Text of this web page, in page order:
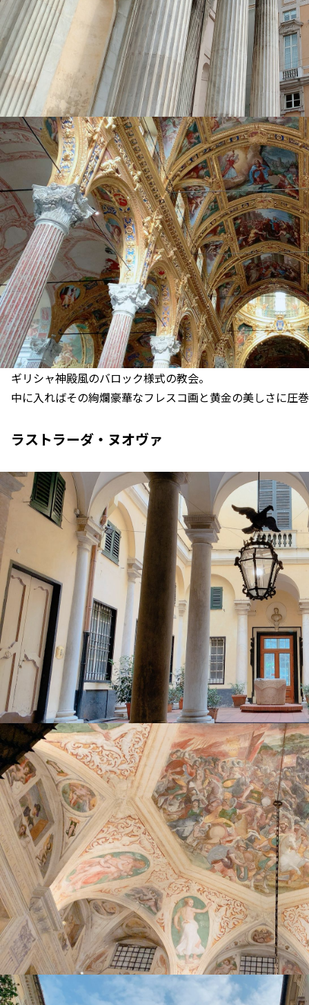
ギリシャ神殿風のバロック様式の教会。
中に入ればその絢爛豪華なフレスコ画と黄金の美しさに圧
ラストラーダ・ヌオヴァ